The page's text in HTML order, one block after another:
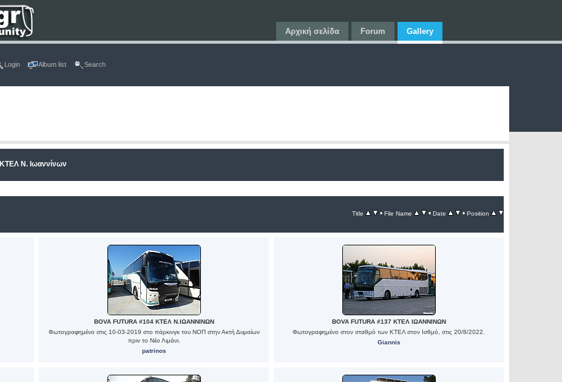
Αρχική σελίδα Forum Gallery
Login Album list Search
ΚΤΕΛ Ν. Ιωαννίνων
Title •File Name •Date •Position
BOVA FUTURA #104 ΚΤΕΛ Ν.ΙΩΑΝΝΙΝΩΝ
Φωτογραφημένο στις 10-03-2019 στο πάρκινγκ του ΝΟΠ στην Ακτή Δυμαίων
πριν το Νέο Λιμάνι.
patrinos
BOVA FUTURA #137 ΚΤΕΛ ΙΩΑΝΝΙΝΩΝ
Φωτογραφημένο στον σταθμό των ΚΤΕΛ στον Ισθμό, στις 20/8/2022.
Giannis